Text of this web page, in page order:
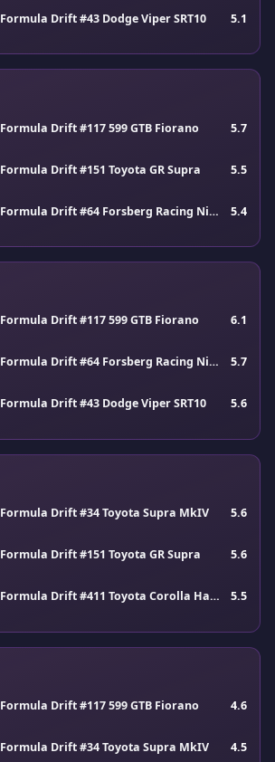
Formula Drift #43 Dodge Viper SRT10 5.1
Formula Drift #117 599 GTB Fiorano 5.7
Formula Drift #151 Toyota GR Supra 5.5
Formula Drift #64 Forsberg Racing Nissan Z 5.4
Formula Drift #117 599 GTB Fiorano 6.1
Formula Drift #64 Forsberg Racing Nissan Z 5.7
Formula Drift #43 Dodge Viper SRT10 5.6
Formula Drift #34 Toyota Supra MkIV 5.6
Formula Drift #151 Toyota GR Supra 5.6
Formula Drift #411 Toyota Corolla Hatchback 5.5
Formula Drift #117 599 GTB Fiorano 4.6
Formula Drift #34 Toyota Supra MkIV 4.5